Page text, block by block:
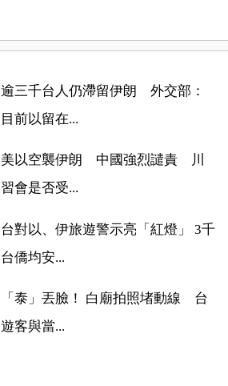
逾三千台人仍滯留伊朗 外交部：
目前以留在...
美以空襲伊朗 中國強烈譴責 川
習會是否受...
台對以、伊旅遊警示亮「紅燈」 3千
台僑均安...
「泰」丟臉！ 白廟拍照堵動線 台
遊客與當...